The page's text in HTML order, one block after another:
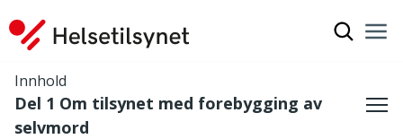
Innhold
Del 1 Om tilsynet med forebygging av
selvmord